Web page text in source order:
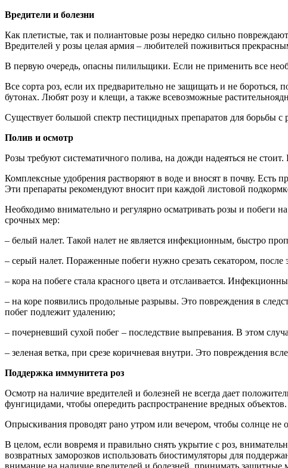
Вредители и болезни
Как плетистые, так и полиантовые розы нередко сильно
Вредителей у розы целая армия – любителей поживиться
В первую очередь, опасны пилильщики. Если не применить все
Все сорта роз, если их предварительно не защищать и не бороться,
бутонах. Любят розу и клещи, а также всевозможные
Существует большой спектр пестицидных препаратов для борьбы с
Полив и осмотр
Розы требуют систематичного полива, на дожди надеяться не
Комплексные удобрения растворяют в воде и вносят в почву. Есть
Эти препараты рекомендуют вносит при каждой листовой
Необходимо внимательно и регулярно осматривать розы и побеги
срочных мер:
– белый налет. Такой налет не является инфекционным, быстро
– серый налет. Пораженные побеги нужно срезать секатором, после
– кора на побеге стала красного цвета и отслаивается.
– на коре появились продольные разрывы. Это повреждения в
побег подлежит удалению;
– почерневший сухой побег – последствие выпревания. В этом
– зеленая ветка, при срезе коричневая внутри. Это повреждения
Поддержка иммунитета роз
Осмотр на наличие вредителей и болезней не всегда дает
фунгицидами, чтобы опередить распространение вредных объектов.
Опрыскивания проводят рано утром или вечером, чтобы солнце не
В целом, если вовремя и правильно снять укрытие с роз,
возвратных заморозков использовать биостимуляторы для
внимание на наличие вредителей и болезней, принимать защитные